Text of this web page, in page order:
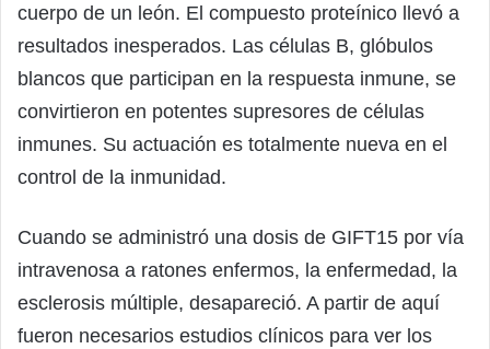
cuerpo de un león. El compuesto proteínico llevó a
resultados inesperados. Las células B, glóbulos
blancos que participan en la respuesta inmune, se
convirtieron en potentes supresores de células
inmunes. Su actuación es totalmente nueva en el
control de la inmunidad.
Cuando se administró una dosis de GIFT15 por vía
intravenosa a ratones enfermos, la enfermedad, la
esclerosis múltiple, desapareció. A partir de aquí
fueron necesarios estudios clínicos para ver los